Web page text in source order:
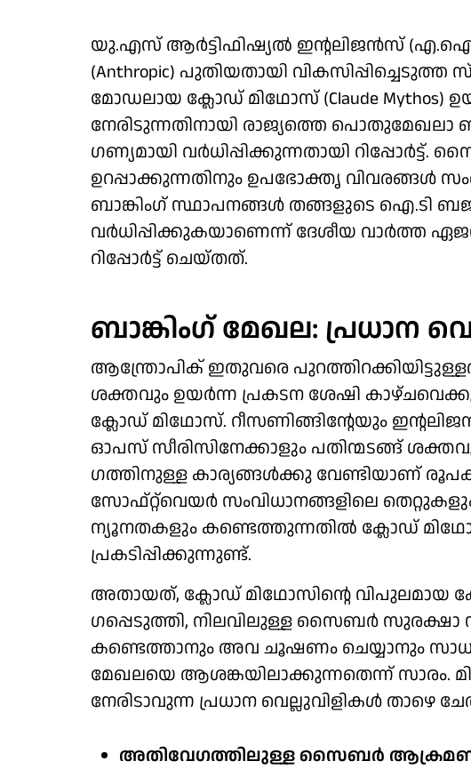
യു.എസ് ആർട്ടിഫിഷ്യൽ ഇന്റലിജൻസ്
(Anthropic) പുതിയതായി
മോഡലായ ക്ലോഡ് മിഥോസ് (Claude
നേരിടുന്നതിനായി രാജ്യത്തെ
ഗണ്യമായി വർധിപ്പിക്കുന്നതായി
ഉറപ്പാക്കുന്നതിനും ഉപഭോക്തൃ വിവരങ്ങൾ
ബാങ്കിം​ഗ് സ്ഥാപനങ്ങൾ തങ്ങളുടെ ഐ.ടി
വർധിപ്പിക്കുകയാണെന്ന് ദേശീയ വാർത്ത
റിപ്പോർട്ട് ചെയ്തത്.
ബാങ്കിം​ഗ് മേഖല: പ്രധാന
ആന്ത്രോപിക് ഇതുവരെ
ശക്തവും ഉയർന്ന പ്രകടന ശേഷി
ക്ലോഡ് മിഥോസ്. റീസണിങ്ങിന്റേയും
ഓപസ് സീരിസിനേക്കാളും പതിന്മടങ്ങ്
ഗത്തിനുള്ള കാര്യങ്ങൾക്കു വേണ്ടിയാണ്
സോഫ്റ്റ്‍വെയർ സംവിധാനങ്ങളിലെ
ന്യൂനതകളും കണ്ടെത്തുന്നതിൽ ക്ലോഡ്
പ്രകടിപ്പിക്കുന്നുണ്ട്.
അതായത്, ക്ലോഡ് മിഥോസിന്റെ വിപുലമായ
ഗപ്പെടുത്തി, നിലവിലുള്ള സൈബർ സുരക്ഷാ
കണ്ടെത്താനും അവ ചൂഷണം ചെയ്യാനും
മേഖലയെ ആശങ്കയിലാക്കുന്നതെന്ന് സാരം.
നേരിടാവുന്ന പ്രധാന വെല്ലുവിളികൾ താഴെ
അതിവേഗത്തിലുള്ള സൈബർ